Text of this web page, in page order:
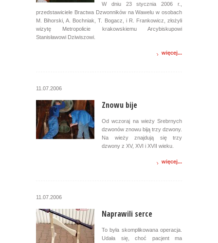
W dniu 23 stycznia 2006 r.,
przedstawiciele Bractwa Dzwonników na Wawelu w osobach
M. Bihorski, A. Bochniak, T. Bogacz, i R. Frankowicz, złożyli
wizytę Metropolicie krakowskiemu Arcybiskupowi
Stanisławowi Dziwiszowi.
więcej...
11.07.2006
Znowu bije
Od wczoraj na wieży Srebrnych
dzwonów znowu biją trzy dzwony.
Na wieży znajdują się trzy
dzwony z XV, XVI i XVII wieku.
więcej...
11.07.2006
Naprawili serce
To była skomplikowana operacja.
Udała się, choć pacjent ma